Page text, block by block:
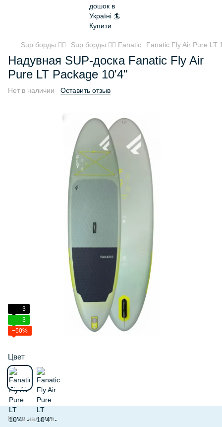
Sup борды 🏄‍♂️ Sup борды 🏄‍♂️ Fanatic Fanatic Fly Air Pure LT
Надувная SUP-доска Fanatic Fly Air
Pure LT Package 10'4"
Нет в наличии Оставить отзыв
3
3
−50%
Цвет
Нет в наличии